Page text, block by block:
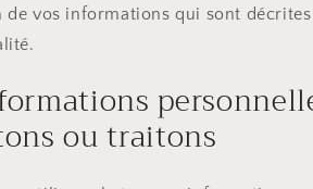
de vos informations qui sont
ou traitons